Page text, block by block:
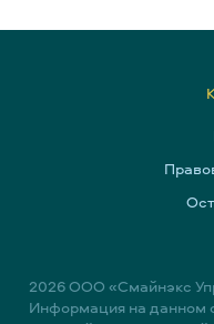
2026ООО «Смайнэкс
Информация на данном